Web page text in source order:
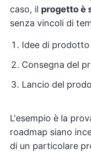
caso, il progetto è
senza vincoli di
Idee di
Consegna del
Lancio del
L'esempio è la
roadmap siano
di un particolare